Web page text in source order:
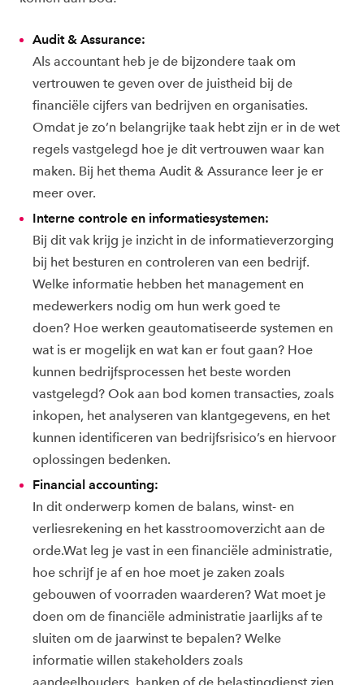
Audit & Assurance:
Als accountant heb je de bijzondere taak om
vertrouwen te geven over de juistheid bij de
financiële cijfers van bedrijven en organisaties.
Omdat je zo’n belangrijke taak hebt zijn er in de wet
regels vastgelegd hoe je dit vertrouwen waar kan
maken. Bij het thema Audit & Assurance leer je er
meer over.
Interne controle en informatiesystemen:
Bij dit vak krijg je inzicht in de informatieverzorging
bij het besturen en controleren van een bedrijf.
Welke informatie hebben het management en
medewerkers nodig om hun werk goed te
doen? Hoe werken geautomatiseerde systemen en
wat is er mogelijk en wat kan er fout gaan? Hoe
kunnen bedrijfsprocessen het beste worden
vastgelegd? Ook aan bod komen transacties, zoals
inkopen, het analyseren van klantgegevens, en het
kunnen identificeren van bedrijfsrisico’s en hiervoor
oplossingen bedenken.
Financial accounting:
In dit onderwerp komen de balans, winst- en
verliesrekening en het kasstroomoverzicht aan de
orde.Wat leg je vast in een financiële administratie,
hoe schrijf je af en hoe moet je zaken zoals
gebouwen of voorraden waarderen? Wat moet je
doen om de financiële administratie jaarlijks af te
sluiten om de jaarwinst te bepalen? Welke
informatie willen stakeholders zoals
aandeelhouders, banken of de belastingdienst zien